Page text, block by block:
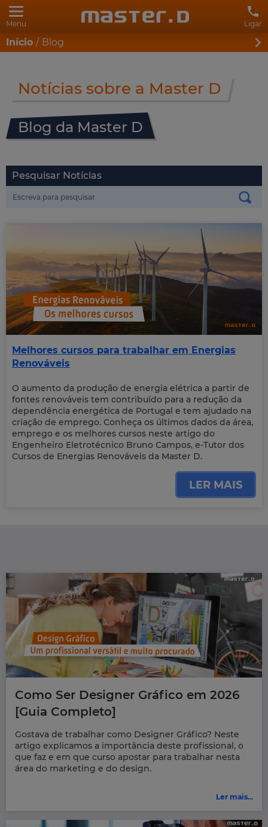
Menu Ligar
Início Blog
Notícias sobre a Master D
Blog da Master D
Melhores cursos para trabalhar em Energias
Renováveis
O aumento da produção de energia elétrica a partir de
fontes renováveis tem contribuído para a redução da
dependência energética de Portugal e tem ajudado na
criação de emprego. Conheça os últimos dados da área,
emprego e os melhores cursos neste artigo do
Engenheiro Eletrotécnico Bruno Campos, e-Tutor dos
Cursos de Energias Renováveis da Master D.
LER MAIS
Pesquisar Notícias
Como Ser Designer Gráfico em 2026
[Guia Completo]
Gostava de trabalhar como Designer Gráfico? Neste
artigo explicamos a importância deste profissional, o
que faz e em que curso apostar para trabalhar nesta
área do marketing e do design.
Ler mais...